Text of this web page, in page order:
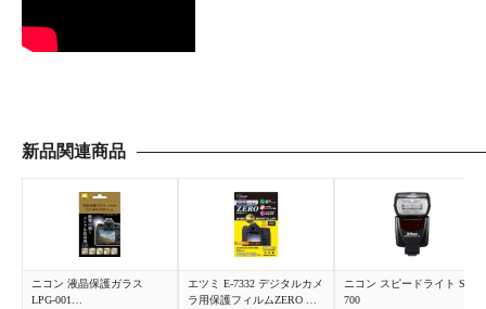
新品関連商品
ニコン 液晶保護ガラス
LPG-001
エツミ E-7332 デジタルカメ
ラ用保護フィルムZERO ニ
ニコン スピードライト SB-
700